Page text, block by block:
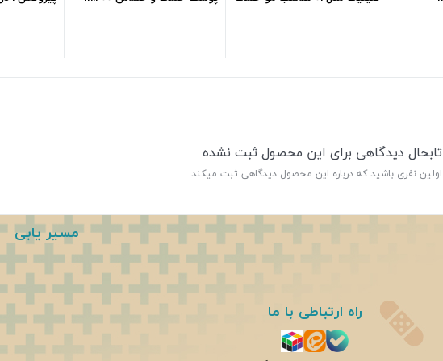
تابحال دیدگاهی برای این محصول ثبت نشده
اولین نفری باشید که درباره این محصول دیدگاهی ثبت میکند
راه ارتباطی با ما
مسیر یابی